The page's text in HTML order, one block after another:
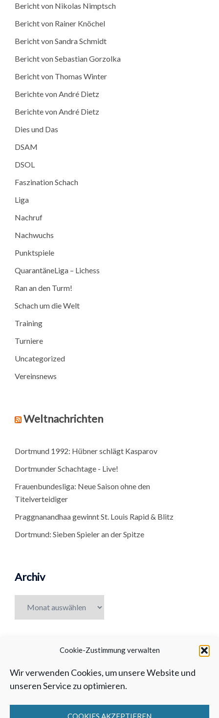
Cookie-Zustimmung verwalten
Wir verwenden Cookies, um unsere Website und
unseren Service zu optimieren.
COOKIES AKZEPTIEREN
Bericht von Nikolas Nimptsch
Bericht von Rainer Knöchel
Bericht von Sandra Schmidt
Bericht von Sebastian Gorzolka
Bericht von Thomas Winter
Berichte von André Dietz
Berichte von André Dietz
Dies und Das
DSAM
DSOL
Faszination Schach
Liga
Nachruf
Nachwuchs
Punktspiele
QuarantäneLiga – Lichess
Ran an den Turm!
Schach um die Welt
Training
Turniere
Uncategorized
Vereinsnews
Weltnachrichten
Dortmund 1992: Hübner schlägt Kasparov
Dortmunder Schachtage - Live!
Frauenbundesliga: Neue Saison ohne den
Titelverteidiger
Praggnanandhaa gewinnt St. Louis Rapid & Blitz
Dortmund: Sieben Spieler an der Spitze
Archiv